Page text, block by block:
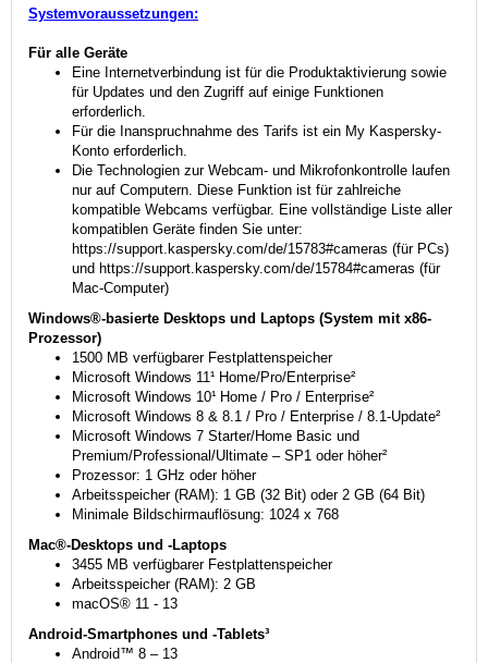
Systemvoraussetzungen:
Für alle Geräte
Eine Internetverbindung ist für die Produktaktivierung sowie
für Updates und den Zugriff auf einige Funktionen
erforderlich.
Für die Inanspruchnahme des Tarifs ist ein My Kaspersky-
Konto erforderlich.
Die Technologien zur Webcam- und Mikrofonkontrolle laufen
nur auf Computern. Diese Funktion ist für zahlreiche
kompatible Webcams verfügbar. Eine vollständige Liste aller
kompatiblen Geräte finden Sie unter:
https://support.kaspersky.com/de/15783#cameras (für PCs)
und https://support.kaspersky.com/de/15784#cameras (für
Mac-Computer)
Windows®-basierte Desktops und Laptops (System mit x86-
Prozessor)
1500 MB verfügbarer Festplattenspeicher
Microsoft Windows 11¹ Home/Pro/Enterprise²
Microsoft Windows 10¹ Home / Pro / Enterprise²
Microsoft Windows 8 & 8.1 / Pro / Enterprise / 8.1-Update²
Microsoft Windows 7 Starter/Home Basic und
Premium/Professional/Ultimate – SP1 oder höher²
Prozessor: 1 GHz oder höher
Arbeitsspeicher (RAM): 1 GB (32 Bit) oder 2 GB (64 Bit)
Minimale Bildschirmauflösung: 1024 x 768
Mac®-Desktops und -Laptops
3455 MB verfügbarer Festplattenspeicher
Arbeitsspeicher (RAM): 2 GB
macOS® 11 - 13
Android-Smartphones und -Tablets³
Android™ 8 – 13